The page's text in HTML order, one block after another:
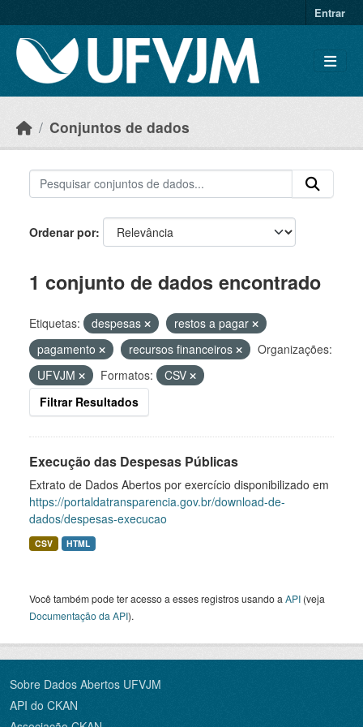
Entrar
Conjuntos de dados
Ordenar por
1 conjunto de dados encontrado
Etiquetas: despesas
restos a pagar
pagamento
recursos financeiros
Organizações:
UFVJM
Formatos:
CSV
Filtrar Resultados
Execução das Despesas Públicas
Extrato de Dados Abertos por exercício disponibilizado em
https://portaldatransparencia.gov.br/download-de-
dados/despesas-execucao
CSV HTML
Você também pode ter acesso a esses registros usando a API (veja
Documentação da API).
Sobre Dados Abertos UFVJM
API do CKAN